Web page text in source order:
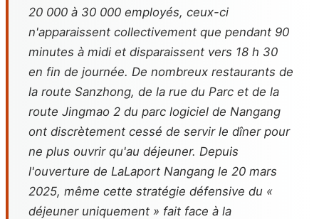
20 000 à 30 000 employés, ceux-ci
n'apparaissent collectivement que pendant 90
minutes à midi et disparaissent vers 18 h 30
en fin de journée. De nombreux restaurants de
la route Sanzhong, de la rue du Parc et de la
route Jingmao 2 du parc logiciel de Nangang
ont discrètement cessé de servir le dîner pour
ne plus ouvrir qu'au déjeuner. Depuis
l'ouverture de LaLaport Nangang le 20 mars
2025, même cette stratégie défensive du «
déjeuner uniquement » fait face à la